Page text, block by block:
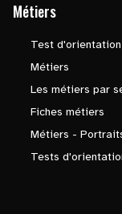
Métiers
Test
Métiers
Les métiers par
Fiches métiers
Métiers -
Tests